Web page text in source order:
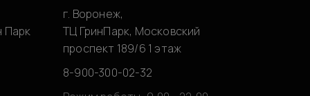
Парк
г. Воронеж,
ТЦ ГринПарк, Московский
проспект 189/6 1 этаж
8-900-300-02-32